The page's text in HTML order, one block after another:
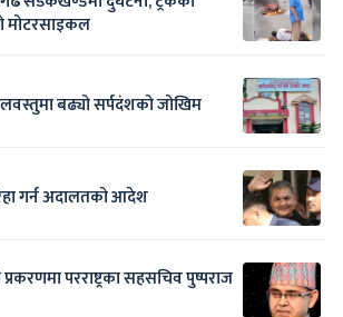
मोटरसाइकल
बढ्यो सर्पदंशको जोखिम
गर्न अदालतको आदेश
परराष्ट्रका सहसचिव पुष्पराज